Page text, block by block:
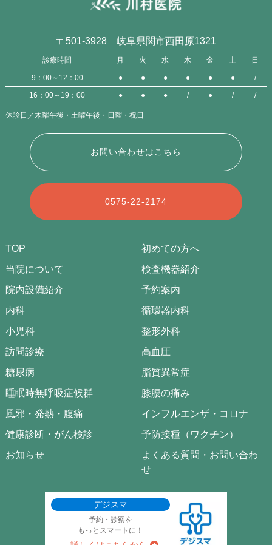
〒501-3928 岐阜県関市西田原1321
診療時間 月 火 水 木 金 土 日
9：00～12：00 ● ● ● ● ● ● /
16：00～19：00 ● ● ● / ● / /
休診日／木曜午後・土曜午後・日曜・祝日
お問い合わせはこちら
0575-22-2174
TOP
初めての方へ
当院について
検査機器紹介
院内設備紹介
予約案内
内科
循環器内科
小児科
整形外科
訪問診療
高血圧
糖尿病
脂質異常症
睡眠時無呼吸症候群
膝腰の痛み
風邪・発熱・腹痛
インフルエンザ・コロナ
健康診断・がん検診
予防接種（ワクチン）
お知らせ
よくある質問・お問い合わ
せ
デジスマ
予約・診察を
もっとスマートに！